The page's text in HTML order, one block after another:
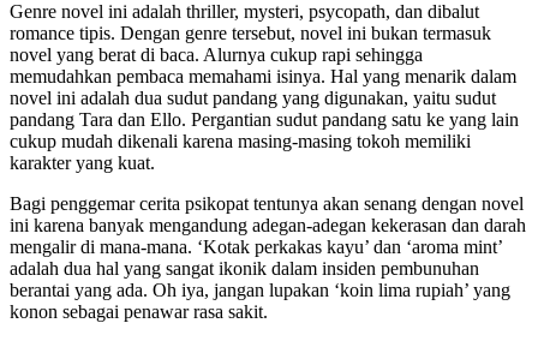
Genre novel ini adalah thriller, mysteri, psycopath, dan dibalut
romance tipis. Dengan genre tersebut, novel ini bukan termasuk
novel yang berat di baca. Alurnya cukup rapi sehingga
memudahkan pembaca memahami isinya. Hal yang menarik dalam
novel ini adalah dua sudut pandang yang digunakan, yaitu sudut
pandang Tara dan Ello. Pergantian sudut pandang satu ke yang lain
cukup mudah dikenali karena masing-masing tokoh memiliki
karakter yang kuat.
Bagi penggemar cerita psikopat tentunya akan senang dengan novel
ini karena banyak mengandung adegan-adegan kekerasan dan darah
mengalir di mana-mana. ‘Kotak perkakas kayu’ dan ‘aroma mint’
adalah dua hal yang sangat ikonik dalam insiden pembunuhan
berantai yang ada. Oh iya, jangan lupakan ‘koin lima rupiah’ yang
konon sebagai penawar rasa sakit.